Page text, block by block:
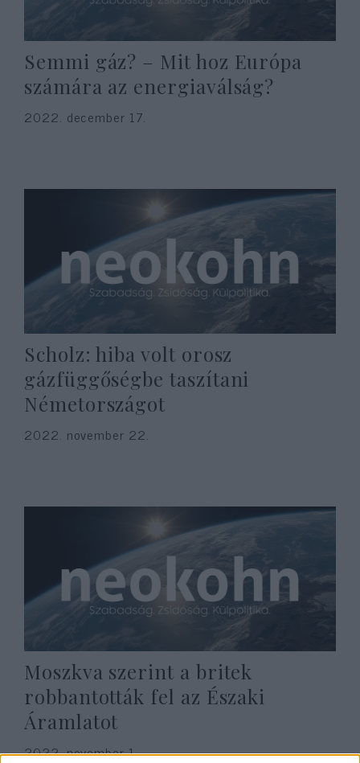
Semmi gáz? – Mit hoz Európa
számára az energiaválság?
2022. december 17.
Scholz: hiba volt orosz
gázfüggőségbe taszítani
Németországot
2022. november 22.
Moszkva szerint a britek
robbantották fel az Északi
Áramlatot
2022. november 1.